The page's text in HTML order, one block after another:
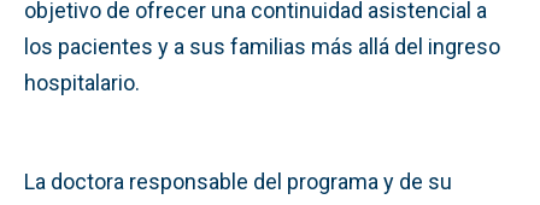
objetivo de ofrecer una continuidad asistencial a
los pacientes y a sus familias más allá del ingreso
hospitalario.
La doctora responsable del programa y de su